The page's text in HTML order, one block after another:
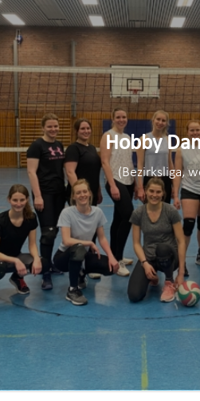
Hobby
(Bezirksliga,